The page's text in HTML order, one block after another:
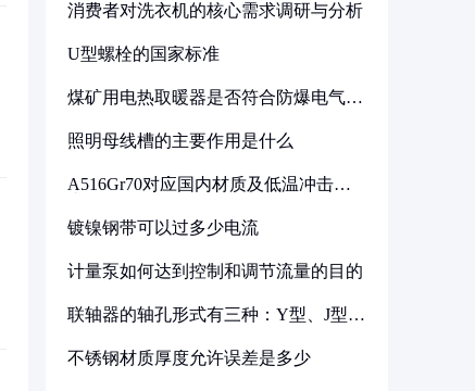
消费者对洗衣机的核心需求调研与分析
U型螺栓的国家标准
煤矿用电热取暖器是否符合防爆电气设
照明母线槽的主要作用是什么
A516Gr70对应国内材质及低温冲击要
镀镍钢带可以过多少电流
计量泵如何达到控制和调节流量的目的
联轴器的轴孔形式有三种：Y型、J型、
不锈钢材质厚度允许误差是多少